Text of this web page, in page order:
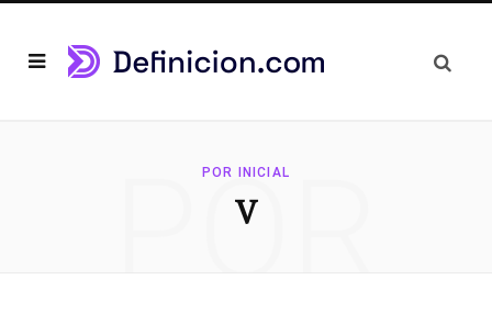
POR INICIAL
V
POR